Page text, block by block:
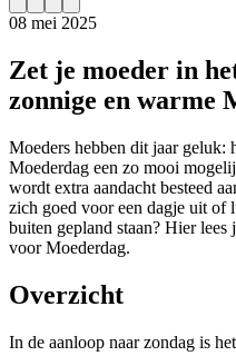
08 mei 2025
Zet je moeder in
zonnige en warme
Moeders hebben dit jaar geluk:
Moederdag een zo mooi
wordt extra aandacht besteed
zich goed voor een dagje uit of
buiten gepland staan? Hier
voor Moederdag.
Overzicht
In de aanloop naar zondag is